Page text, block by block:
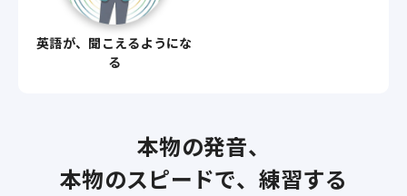
英語が、聞こえるようにな
る
本物の発音、
本物のスピードで、練習する